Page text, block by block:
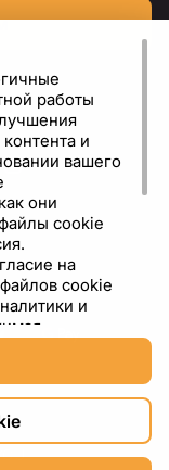
($)
работы
и
вашего
они
cookie
на
cookie
и
файлов
в любое время
части